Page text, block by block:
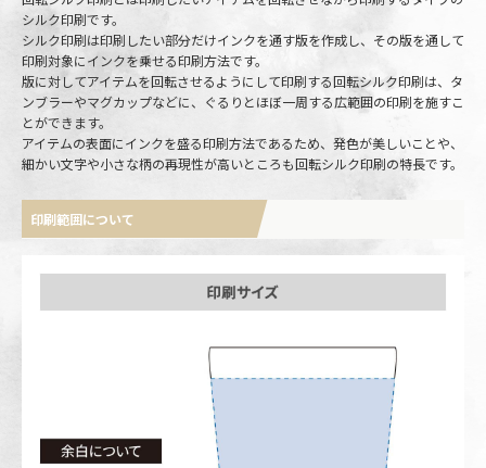
シルク印刷です。
シルク印刷は印刷したい部分だけインクを通す版を作成し、その版を通して
印刷対象にインクを乗せる印刷方法です。
版に対してアイテムを回転させるようにして印刷する回転シルク印刷は、タ
ンブラーやマグカップなどに、ぐるりとほぼ一周する広範囲の印刷を施すこ
とができます。
アイテムの表面にインクを盛る印刷方法であるため、発色が美しいことや、
細かい文字や小さな柄の再現性が高いところも回転シルク印刷の特長です。
印刷範囲について